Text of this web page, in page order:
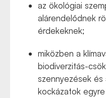
az ökológiai
alárendelődnek
érdekeknek;
miközben a
biodiverzitás-
szennyezések
kockázatok